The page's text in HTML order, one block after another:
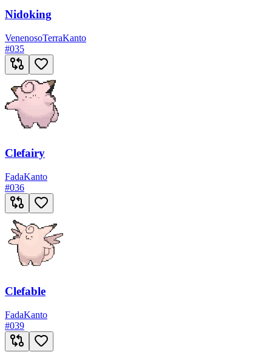
Nidoking
VenenosoTerraKanto
#035
Clefairy
FadaKanto
#036
Clefable
FadaKanto
#039